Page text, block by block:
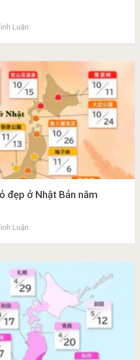
Luận
đẹp ở Nhật Bản năm
Luận